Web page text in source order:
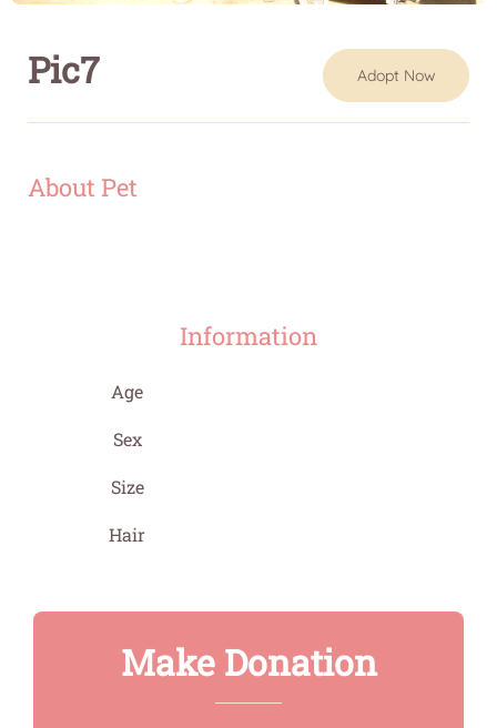
Pic7 Adopt Now
About Pet
Information
Age
Sex
Size
Hair
Make Donation